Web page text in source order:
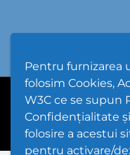
Pentru furnizarea
folosim Cookies,
W3C ce se supun
Confidențialitate
folosire a acestui
pentru activare/
Hartă